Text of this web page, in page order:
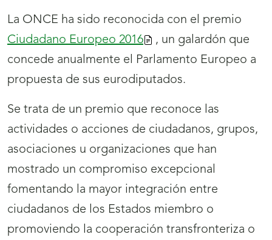
La ONCE ha sido reconocida con el premio
Ciudadano Europeo 2016
, un galardón que
concede anualmente el Parlamento Europeo a
propuesta de sus eurodiputados.
Se trata de un premio que reconoce las
actividades o acciones de ciudadanos, grupos,
asociaciones u organizaciones que han
mostrado un compromiso excepcional
fomentando la mayor integración entre
ciudadanos de los Estados miembro o
promoviendo la cooperación transfronteriza o